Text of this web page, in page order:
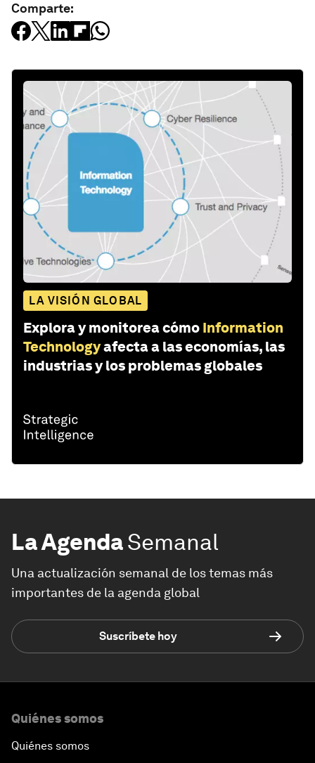
Comparte:
LA VISIÓN GLOBAL
Explora y monitorea cómo Information
Technologyafecta a las economías, las
industrias y los problemas globales
La AgendaSemanal
Una actualización semanal de los temas más
importantes de la agenda global
Suscríbete hoy
Quiénes somos
Quiénes somos